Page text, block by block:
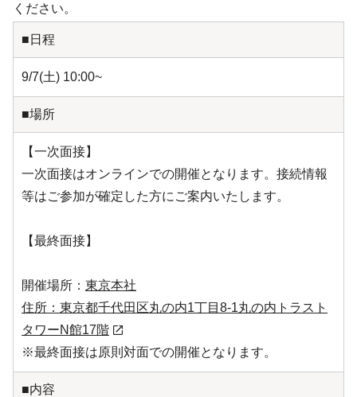
ください。
■日程
9/7(土) 10:00~
■場所
【一次面接】
一次面接はオンラインでの開催となります。接続情報
等はご参加が確定した方にご案内いたします。
【最終面接】
開催場所： 東京本社
住所：東京都千代田区丸の内1丁目8-1丸の内トラスト
タワーN館17階
※最終面接は原則対面での開催となります。
■内容